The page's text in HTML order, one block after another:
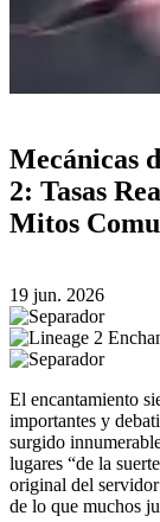
Mecánicas
2: Tasas
Mitos
19 jun. 2026
El encantamiento
importantes y
surgido
lugares “de la
original del servidor
de lo que muchos